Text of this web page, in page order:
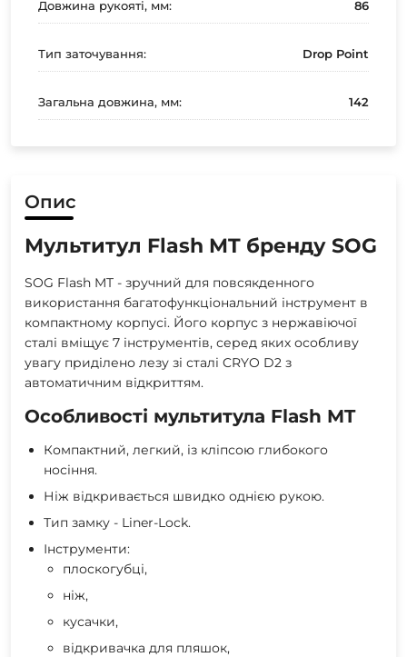
Довжина рукояті, мм: 86
Тип заточування: Drop Point
Загальна довжина, мм: 142
Опис
Мультитул Flash MT бренду SOG
SOG Flash MT - зручний для повсякденного
використання багатофункціональний інструмент в
компактному корпусі. Його корпус з нержавіючої
сталі вміщує 7 інструментів, серед яких особливу
увагу приділено лезу зі сталі CRYO D2 з
автоматичним відкриттям.
Особливості мультитула Flash MT
Компактний, легкий, із кліпсою глибокого
носіння.
Ніж відкривається швидко однією рукою.
Тип замку - Liner-Lock.
Інструменти:
плоскогубці,
ніж,
кусачки,
відкривачка для пляшок,